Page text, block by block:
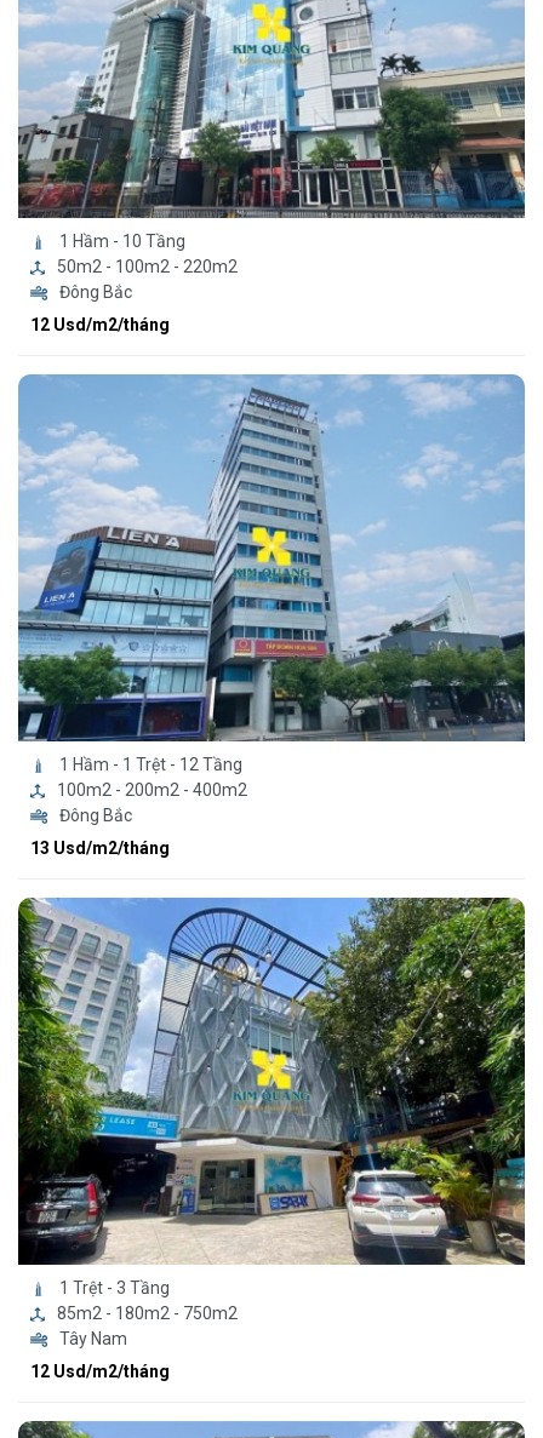
1 Hầm - 10 Tầng
50m2 - 100m2 - 220m2
Đông Bắc
12 Usd/m2/tháng
1 Hầm - 1 Trệt - 12 Tầng
100m2 - 200m2 - 400m2
Đông Bắc
13 Usd/m2/tháng
1 Trệt - 3 Tầng
85m2 - 180m2 - 750m2
Tây Nam
12 Usd/m2/tháng